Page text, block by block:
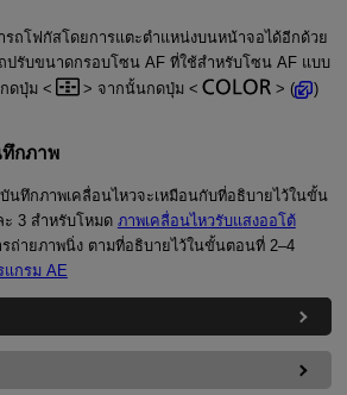
ถโฟกัสโดยการแตะตำแหน่งบนหน้าจอได้อีกด้วย
ปรับขนาดกรอบโซน AF ที่ใช้สำหรับโซน AF แบบ
ดปุ่ม
จากนั้นกดปุ่ม ( )
กภาพ
นทึกภาพเคลื่อนไหวจะเหมือนกับที่อธิบายไว้ในขั้น
3 สำหรับโหมด ภาพเคลื่อนไหวรับแสงออโต้
ถ่ายภาพนิ่ง ตามที่อธิบายไว้ในขั้นตอนที่ 2–4
แกรม AE